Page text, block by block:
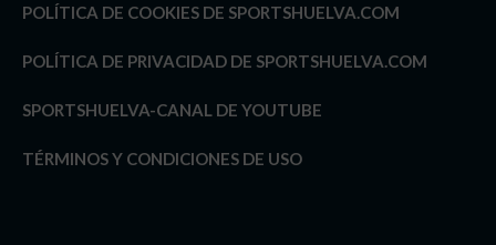
POLÍTICA DE COOKIES DE SPORTSHUELVA.COM
POLÍTICA DE PRIVACIDAD DE SPORTSHUELVA.COM
SPORTSHUELVA-CANAL DE YOUTUBE
TÉRMINOS Y CONDICIONES DE USO